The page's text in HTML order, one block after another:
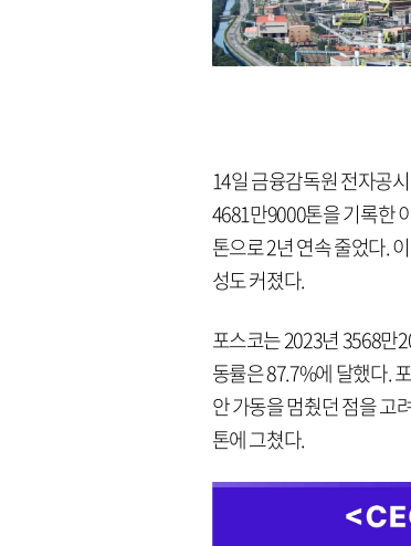
14일 금융감독원 전자공
4681만9000톤을 기록한
톤으로 2년 연속 줄었다.
성도 커졌다.
포스코는 2023년 3568만
동률은 87.7%에 달했다.
안 가동을 멈췄던 점을 고
톤에 그쳤다.